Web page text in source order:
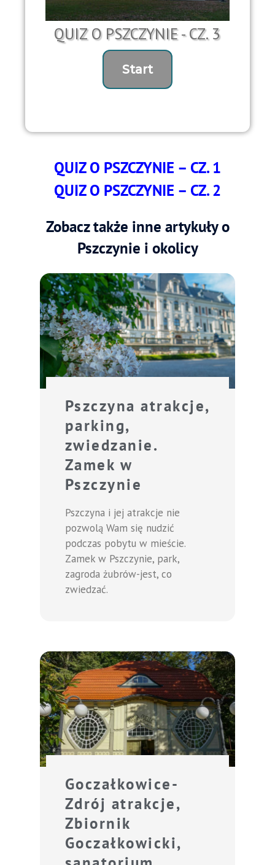
QUIZ O PSZCZYNIE - CZ. 3
QUIZ O PSZCZYNIE – CZ. 1
QUIZ O PSZCZYNIE – CZ. 2
Zobacz także inne artykuły o
Pszczynie i okolicy
Pszczyna atrakcje,
parking,
zwiedzanie.
Zamek w
Pszczynie
Pszczyna i jej atrakcje nie
pozwolą Wam się nudzić
podczas pobytu w mieście.
Zamek w Pszczynie, park,
zagroda żubrów-jest, co
zwiedzać.
Goczałkowice-
Zdrój atrakcje,
Zbiornik
Goczałkowicki,